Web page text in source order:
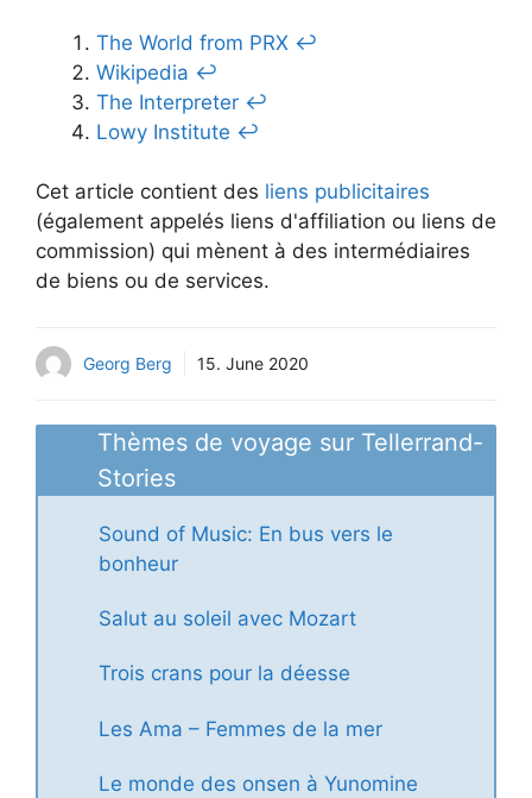
The World from PRX ↩︎
Wikipedia ↩︎
The Interpreter ↩︎
Lowy Institute ↩︎
Cet article contient des liens publicitaires
(également appelés liens d'affiliation ou liens de
commission) qui mènent à des intermédiaires
de biens ou de services.
Georg Berg 15. June 2020
Thèmes de voyage sur Tellerrand-
Stories
Sound of Music: En bus vers le
bonheur
Salut au soleil avec Mozart
Trois crans pour la déesse
Les Ama – Femmes de la mer
Le monde des onsen à Yunomine